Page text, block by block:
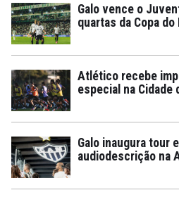
Galo vence o
quartas da Copa do
Atlético recebe
especial na Cidade
Galo inaugura tour
audiodescrição na